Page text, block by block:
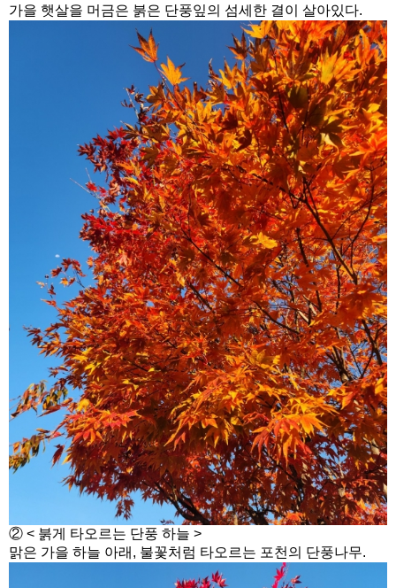
가을 햇살을 머금은 붉은 단풍잎의 섬세한 결이 살아있다.
② < 붉게 타오르는 단풍 하늘 >
맑은 가을 하늘 아래, 불꽃처럼 타오르는 포천의 단풍나무.